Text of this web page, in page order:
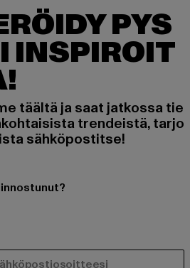
PYS
INSPIROIT
täältä ja saat jatkossa tie
trendeistä, tarjo
sähköpostitse!